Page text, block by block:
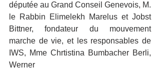
députée au Grand Conseil Genevois, M.
le Rabbin Elimelekh Marelus et Jobst
Bittner, fondateur du mouvement
marche de vie, et les responsables de
IWS, Mme Chrtistina Bumbacher Berli,
Werner